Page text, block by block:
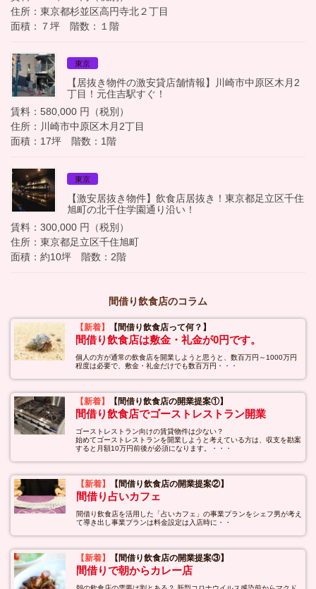
住所：東京都杉並区高円寺北２丁目
面積：７坪 階数：１階
東京
【居抜き物件の激安貸店舗情報】川崎市中原区木月2
丁目！元住吉駅すぐ！
賃料：580,000 円（税別）
住所：川崎市中原区木月2丁目
面積：17坪 階数：1階
東京
【激安居抜き物件】飲食店居抜き！東京都足立区千住
旭町の北千住学園通り沿い！
賃料：300,000 円（税別）
住所：東京都足立区千住旭町
面積：約10坪 階数：2階
間借り飲食店のコラム
【新着】 【間借り飲食店って何？】
間借り飲食店は敷金・礼金が0円です。
個人の方が通常の飲食店を開業しようと思うと、数百万円～1000万円
程度は必要で、敷金・礼金だけでも数百万円・・・
【新着】 【間借り飲食店の開業提案①】
間借り飲食店でゴーストレストラン開業
ゴーストレストラン向けの賃貸物件は少ない？
始めてゴーストレストランを開業しようと考えている方は、収支を勘案
すると月額10万円前後が必須になります。・・・
【新着】 【間借り飲食店の開業提案②】
間借り占いカフェ
間借り飲食店を活用した「占いカフェ」の事業プランをシェフ男が考え
て導き出し事業プランは料金設定は入店時に・・
【新着】 【間借り飲食店の開業提案③】
間借りで朝からカレー店